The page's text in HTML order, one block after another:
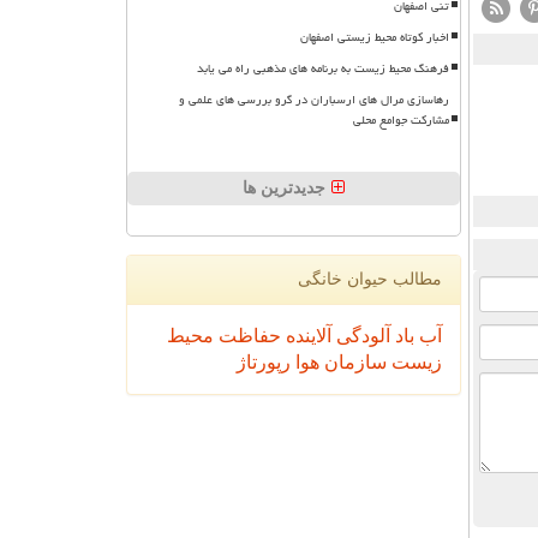
تنی اصفهان
اخبار کوتاه محیط زیستی اصفهان
فرهنگ محیط زیست به برنامه های مذهبی راه می یابد
رهاسازی مرال های ارسباران در گرو بررسی های علمی و
مشارکت جوامع محلی
جدیدترین ها
مطالب حیوان خانگی
آب باد آلودگی آلاینده حفاظت محیط
زیست سازمان هوا رپورتاژ